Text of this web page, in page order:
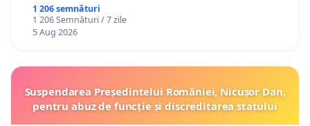
1 206 semnături
1 206 Semnături / 7 zile
5 Aug 2026
Suspendarea Președintelui României, Nicușor Dan,
pentru abuz de funcție și discreditarea statului